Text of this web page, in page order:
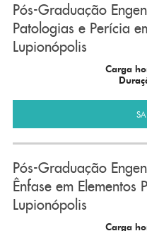
Pós-Graduação
Patologias e Perícia
Lupionópolis
Carga
Pós-Graduação
Ênfase em Elementos
Lupionópolis
Carga